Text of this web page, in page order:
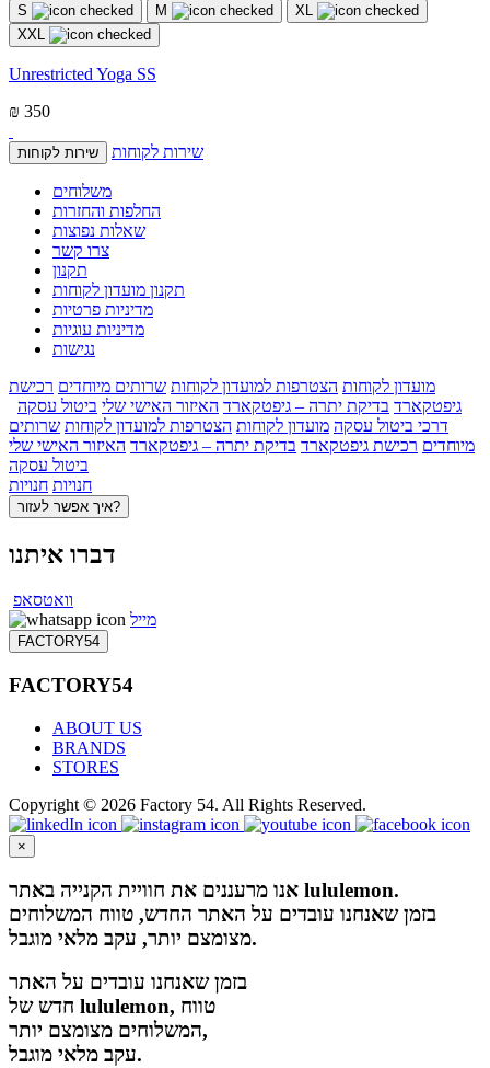
S M
XL
XXL
Unrestricted Yoga SS
₪ 350
שירות לקוחות שירות לקוחות
משלוחים
החלפות והחזרות
שאלות נפוצות
צרו קשר
תקנון
תקנון מועדון לקוחות
מדיניות פרטיות
מדיניות עוגיות
נגישות
מועדון לקוחות הצטרפות למועדון לקוחות שרותים מיוחדים רכישת
גיפטקארד בדיקת יתרה – גיפטקארד האיזור האישי שלי ביטול עסקה
דרכי ביטול עסקה מועדון לקוחות הצטרפות למועדון לקוחות שרותים
מיוחדים רכישת גיפטקארד בדיקת יתרה – גיפטקארד האיזור האישי שלי
ביטול עסקה
חנויות חנויות
איך אפשר לעזור?
דברו איתנו
וואטסאפ
מייל
FACTORY54
FACTORY54
ABOUT US
BRANDS
STORES
Copyright © 2026 Factory 54. All Rights Reserved.
×
אנו מרעננים את חוויית הקנייה באתר lululemon.
בזמן שאנחנו עובדים על האתר החדש, טווח המשלוחים
מצומצם יותר, עקב מלאי מוגבל.
בזמן שאנחנו עובדים על האתר
חדש של lululemon, טווח
המשלוחים מצומצם יותר,
עקב מלאי מוגבל.